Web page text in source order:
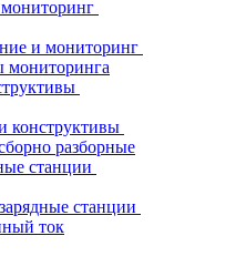
и мониторинг
мониторинга
разборные
станции
станции
ток